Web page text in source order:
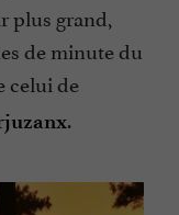
plus grand,
de minute du
celui de
.